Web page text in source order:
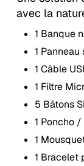
avec la
1 Banque
1
1 Câble
1 Filtre
5 Bâtons
1 Poncho /
1
1 Bracelet